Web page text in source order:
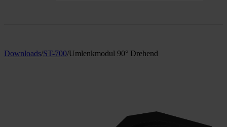
Downloads/ST-700/Umlenkmodul 90° Drehend